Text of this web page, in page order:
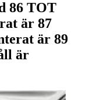
86 TOT
är 87
är 89
är